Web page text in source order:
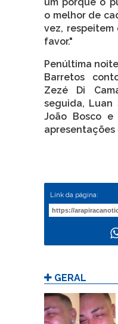
o melhor de
vez, respeitem
favor."
Penúltima
Barretos
Zezé Di
seguida, Luan
João Bosco e
apresentações
Link da página:
GERAL